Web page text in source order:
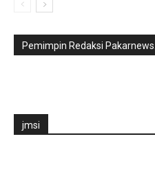
Pemimpin Redaksi
jmsi